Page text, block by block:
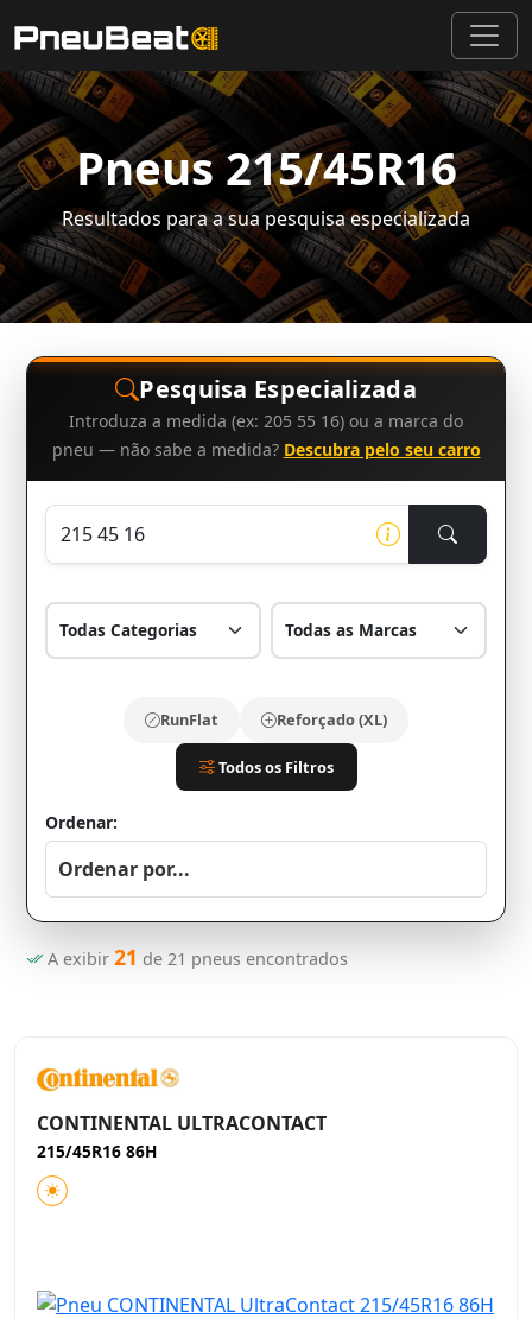
Pneus 215/45R16
Resultados para a sua pesquisa especializada
Pesquisa Especializada
Introduza a medida (ex: 205 55 16) ou a marca do
pneu — não sabe a medida? Descubra pelo seu carro
RunFlat Reforçado (XL)
Todos os Filtros
Ordenar:
A exibir 21 de 21 pneus encontrados
CONTINENTAL ULTRACONTACT
215/45R16 86H